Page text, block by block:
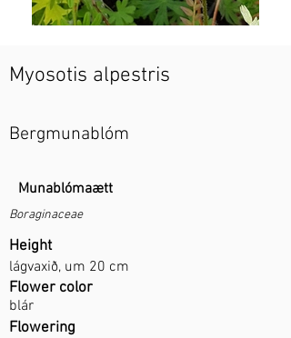
Myosotis alpestris
Bergmunablóm
Munablómaætt
Boraginaceae
Height
lágvaxið, um 20 cm
Flower color
blár
Flowering